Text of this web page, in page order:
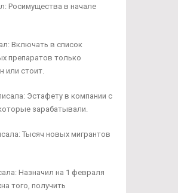
Росимущества в начале
Включать в список
препаратов только
или стоит.
Эстафету в компании с
зарабатывали.
Тысяч новых мигрантов
Назначил на 1 февраля
того, получить